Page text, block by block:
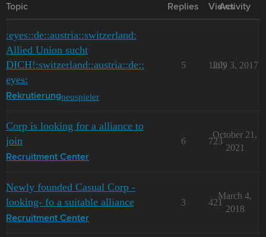
Topic Replies Views
Activity
:eyes::de::austria::switzerland:
Allied Union sucht
DICH!:switzerland::austria::de::
eyes:
Rekrutierungneuspieler
5 1209
July 3, 2017
Corp is looking for a alliance to
join
Recruitment Center
6 723
October 21,
2021
Newly founded Casual Corp -
looking- fo a suitable alliance
Recruitment Center
3 421
March 4,
2018